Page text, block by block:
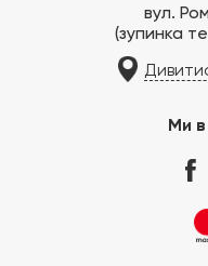
вул.
(зупинка
Ми